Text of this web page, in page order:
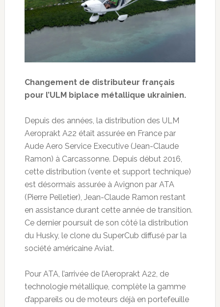
Changement de distributeur français
pour l’ULM biplace métallique ukrainien.
Depuis des années, la distribution des ULM
Aeroprakt A22 était assurée en France par
Aude Aero Service Executive (Jean-Claude
Ramon) à Carcassonne. Depuis début 2016,
cette distribution (vente et support technique)
est désormais assurée à Avignon par ATA
(Pierre Pelletier), Jean-Claude Ramon restant
en assistance durant cette année de transition.
Ce dernier poursuit de son côté la distribution
du Husky, le clone du SuperCub diffusé par la
société américaine Aviat.
Pour ATA, l’arrivée de l’Aeroprakt A22, de
technologie métallique, complète la gamme
d’appareils ou de moteurs déjà en portefeuille